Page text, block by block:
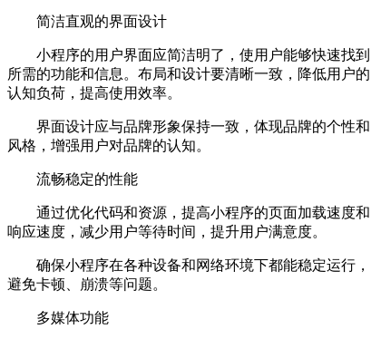
简洁直观的界面设计
小程序的用户界面应简洁明了，使用户能够快速找到
所需的功能和信息。布局和设计要清晰一致，降低用户的
认知负荷，提高使用效率。
界面设计应与品牌形象保持一致，体现品牌的个性和
风格，增强用户对品牌的认知。
流畅稳定的性能
通过优化代码和资源，提高小程序的页面加载速度和
响应速度，减少用户等待时间，提升用户满意度。
确保小程序在各种设备和网络环境下都能稳定运行，
避免卡顿、崩溃等问题。
多媒体功能